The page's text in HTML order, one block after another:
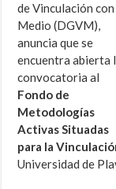
de Vinculación con
Medio (DGVM),
anuncia que se
encuentra abierta
convocatoria al
Fondo de
Metodologías
Activas Situadas
para la
Universidad de